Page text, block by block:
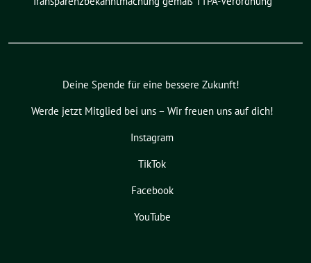
Deine Spende für eine bessere Zukunft!
Werde jetzt Mitglied bei uns – Wir freuen uns auf dich!
Instagram
TikTok
Facebook
YouTube